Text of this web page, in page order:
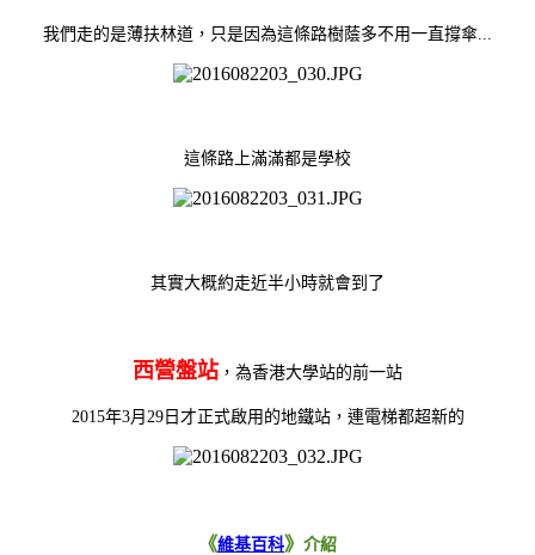
我們走的是薄扶林道，只是因為這條路樹蔭多不用一直撐傘...
這條路上滿滿都是學校
其實大概約走近半小時就會到了
西營盤站 ，為香港大學站的前一站
2015年3月29日才正式啟用的地鐵站，連電梯都超新的
《維基百科》 介紹